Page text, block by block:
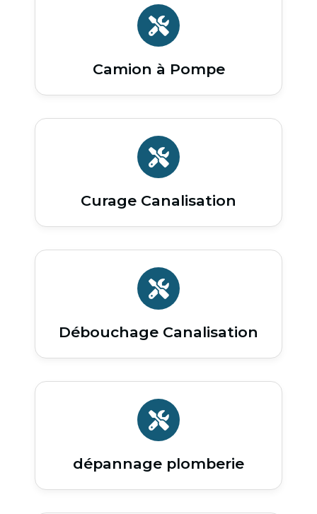
Camion à Pompe
Curage Canalisation
Débouchage Canalisation
dépannage plomberie